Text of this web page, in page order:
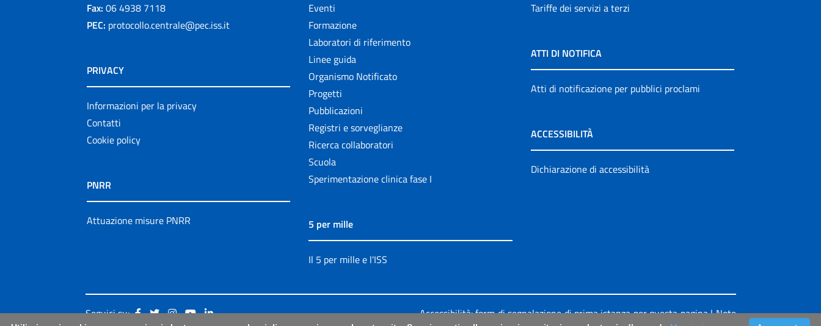
Fax: 06 4938 7118
PEC: protocollo.centrale@pec.iss.it
PRIVACY
Informazioni per la privacy
Contatti
Cookie policy
PNRR
Attuazione misure PNRR
Eventi
Formazione
Laboratori di riferimento
Linee guida
Organismo Notificato
Progetti
Pubblicazioni
Registri e sorveglianze
Ricerca collaboratori
Scuola
Sperimentazione clinica fase I
5 per mille
Il 5 per mille e l'ISS
Tariffe dei servizi a terzi
ATTI DI NOTIFICA
Atti di notificazione per pubblici proclami
ACCESSIBILITÀ
Dichiarazione di accessibilità
Seguici su: Accessibilità: form di segnalazione di prima istanza per questa pagina|Note